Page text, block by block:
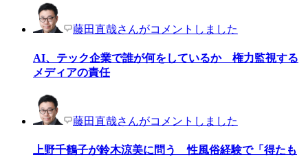
藤田直哉さんがコメントしました
AI、テック企業で誰が何をしているか 権力監視する
メディアの責任
藤田直哉さんがコメントしました
上野千鶴子が鈴木涼美に問う 性風俗経験で「得たも